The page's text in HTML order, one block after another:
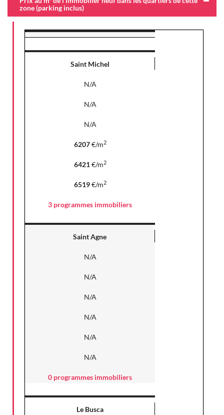
zone (parking inclus)
Saint Michel
N/A
N/A
N/A
6207€/m2
6421€/m2
6519€/m2
3 programmes immobiliers
Saint Agne
N/A
N/A
N/A
N/A
N/A
N/A
0 programmes immobiliers
Le Busca